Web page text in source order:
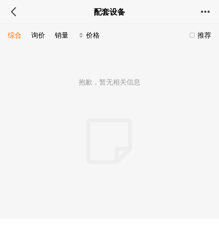
配套设备
推荐
综合 询价 销量 价格
抱歉，暂无相关信息